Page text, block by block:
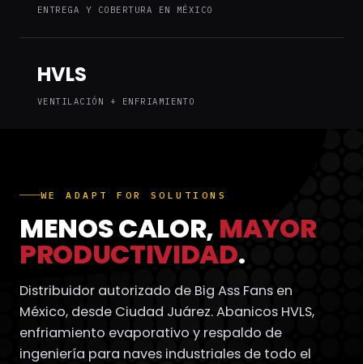
ENTREGA Y COBERTURA EN MÉXICO
HVLS
VENTILACIÓN + ENFRIAMIENTO
WE ADAPT FOR SOLUTIONS
MENOS CALOR, MAYOR
PRODUCTIVIDAD.
Distribuidor autorizado de Big Ass Fans en
México, desde Ciudad Juárez. Abanicos HVLS,
enfriamiento evaporativo y respaldo de
ingeniería para naves industriales de todo el